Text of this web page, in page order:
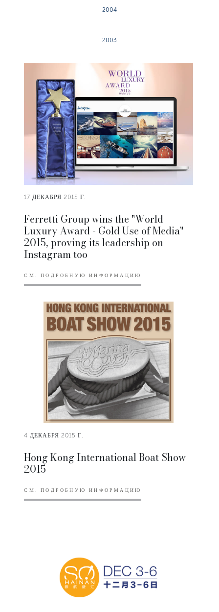
2004
2003
17 ДЕКАБРЯ 2015 Г.
Ferretti Group wins the "World
Luxury Award - Gold Use of Media"
2015, proving its leadership on
Instagram too
СМ. ПОДРОБНУЮ ИНФОРМАЦИЮ
4 ДЕКАБРЯ 2015 Г.
Hong Kong International Boat Show
2015
СМ. ПОДРОБНУЮ ИНФОРМАЦИЮ